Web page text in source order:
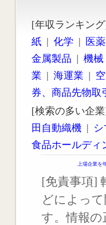
[年収ランキン
紙 | 化学 | 医
金属製品 | 機械
業 | 海運業 |
券、商品先物取
[検索の多い企
田自動織機 | シ
食品ホールディ
上場企業を
[免責事項]
どによっ
す。情報